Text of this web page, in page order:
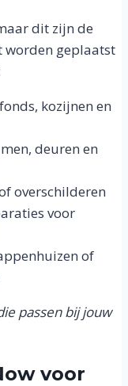
dit zijn de
worden geplaatst
kozijnen en
deuren en
overschilderen
voor
of
passen bij jouw
voor